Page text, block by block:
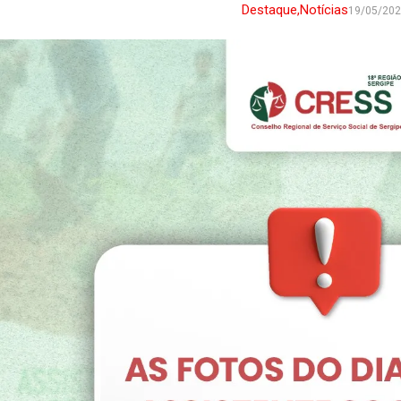
Destaque,Notícias19/05/